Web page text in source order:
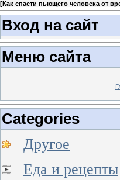
[Как спасти пьющего человека от
Вход на сайт
Меню сайта
Categories
Другое
Еда и рецепты